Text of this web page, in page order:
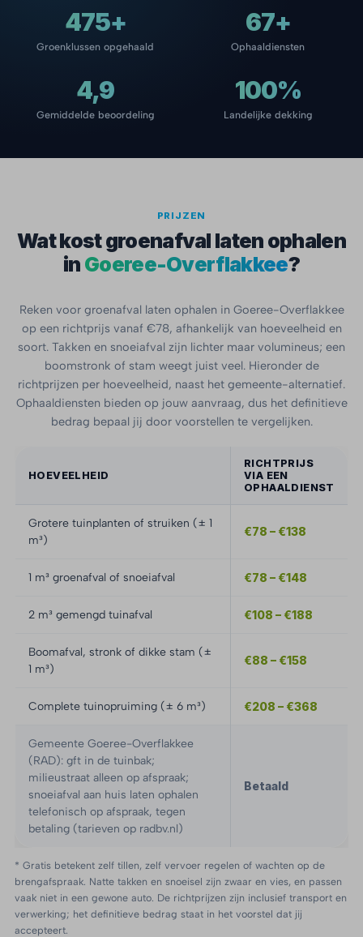
475+
Groenklussen opgehaald
67+
Ophaaldiensten
4,9
Gemiddelde beoordeling
100%
Landelijke dekking
PRIJZEN
Wat kost groenafval laten ophalen
in Goeree-Overflakkee?
Reken voor groenafval laten ophalen in Goeree-Overflakkee
op een richtprijs vanaf €78, afhankelijk van hoeveelheid en
soort. Takken en snoeiafval zijn lichter maar volumineus; een
boomstronk of stam weegt juist veel. Hieronder de
richtprijzen per hoeveelheid, naast het gemeente-alternatief.
Ophaaldiensten bieden op jouw aanvraag, dus het definitieve
bedrag bepaal jij door voorstellen te vergelijken.
HOEVEELHEID
RICHTPRIJS
VIA EEN
OPHAALDIENST
Grotere tuinplanten of struiken (± 1
m³)
€78 – €138
1 m³ groenafval of snoeiafval €78 – €148
2 m³ gemengd tuinafval €108 – €188
Boomafval, stronk of dikke stam (±
1 m³)
€88 – €158
Complete tuinopruiming (± 6 m³) €208 – €368
Gemeente Goeree-Overflakkee
(RAD): gft in de tuinbak;
milieustraat alleen op afspraak;
snoeiafval aan huis laten ophalen
telefonisch op afspraak, tegen
betaling (tarieven op radbv.nl)
Betaald
* Gratis betekent zelf tillen, zelf vervoer regelen of wachten op de
brengafspraak. Natte takken en snoeisel zijn zwaar en vies, en passen
vaak niet in een gewone auto. De richtprijzen zijn inclusief transport en
verwerking; het definitieve bedrag staat in het voorstel dat jij
accepteert.